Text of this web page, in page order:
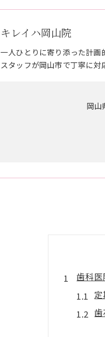
キレイハ岡山院
一人ひとりに寄り添った計
スタッフが岡山市で丁寧に
岡山
歯科